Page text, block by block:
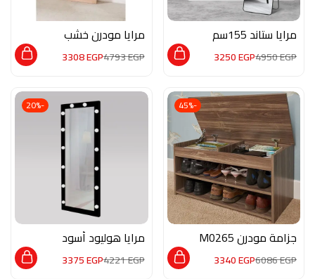
مرايا ستاند 155سم
فريم اسود معدني
DE023
4950EGP
3250EGP
مرايا مودرن خشب
طبيعيM020944793EGP
3308EGP
-45%
جزامة مودرن M0265
6086EGP
3340EGP
-20%
مرايا هوليود أسود
M02113
4221EGP
3375EGP